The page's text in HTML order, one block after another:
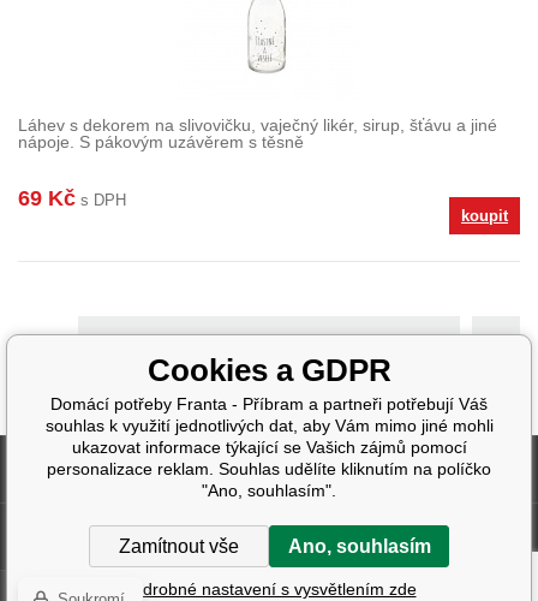
Láhev s dekorem na slivovičku, vaječný likér, sirup, šťávu a jiné
nápoje. S pákovým uzávěrem s těsně
69 Kč s DPH
koupit
>
Fakturační údaje
Další informace
Cookies a GDPR
Domácí potřeby Franta - Příbram a partneři potřebují Váš
souhlas k využití jednotlivých dat, aby Vám mimo jiné mohli
ukazovat informace týkající se Vašich zájmů pomocí
personalizace reklam. Souhlas udělíte kliknutím na políčko
"Ano, souhlasím".
Zamítnout vše Ano, souhlasím
Podrobné nastavení s vysvětlením zde